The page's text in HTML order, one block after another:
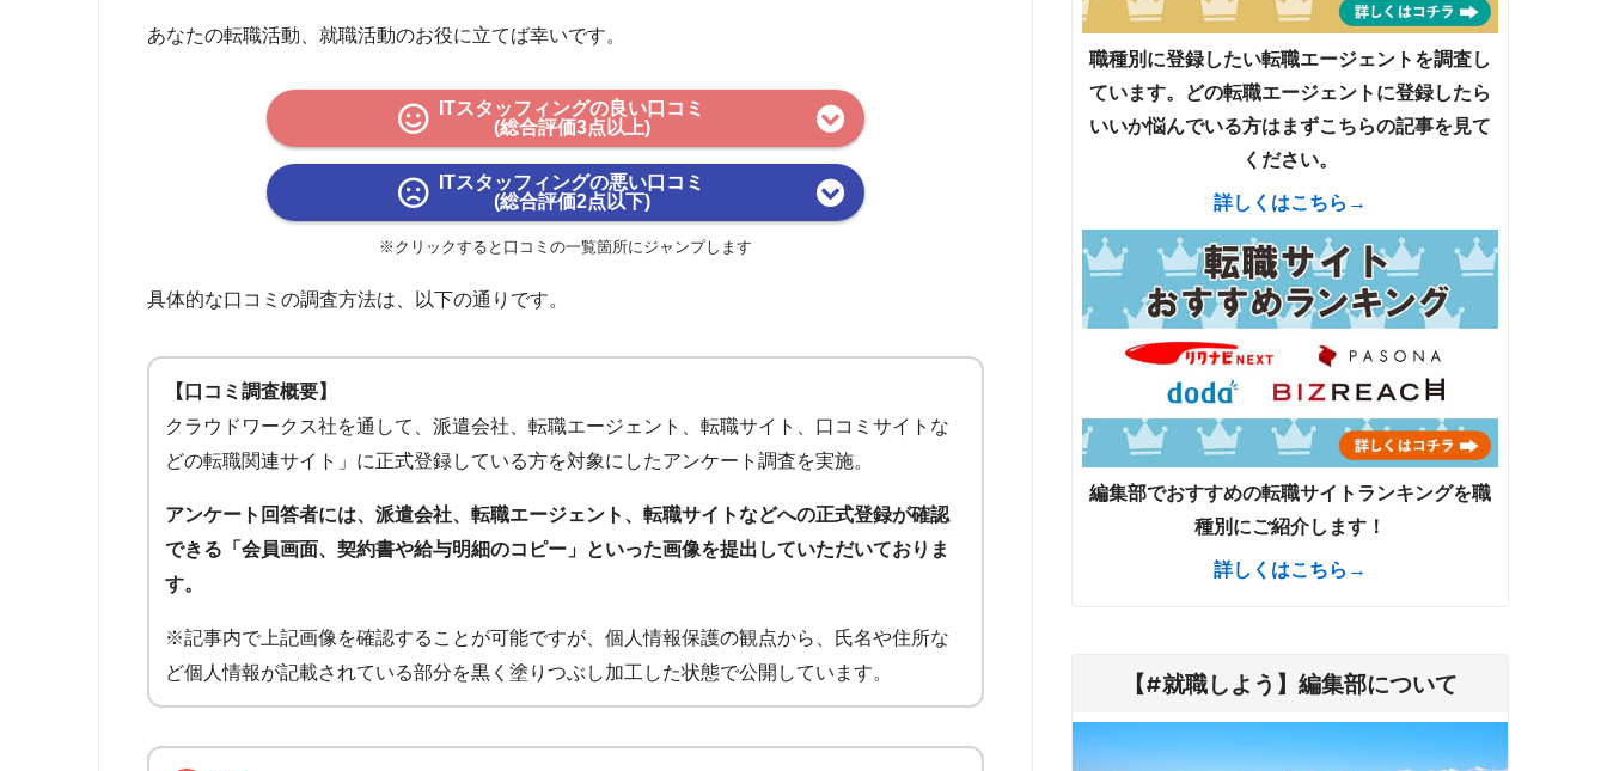
あなたの転職活動、就職活動のお役に立てば幸いです。
ITスタッフィングの良い口コミ
(総合評価3点以上)
ITスタッフィングの悪い口コミ
(総合評価2点以下)
※クリックすると口コミの一覧箇所にジャンプします
具体的な口コミの調査方法は、以下の通りです。
【口コミ調査概要】
クラウドワークス社を通して、派遣会社、転職エージェント、転職サイト、口コミサイトな
どの転職関連サイト」に正式登録している方を対象にしたアンケート調査を実施。
アンケート回答者には、派遣会社、転職エージェント、転職サイトなどへの正式登録が確認
できる「会員画面、契約書や給与明細のコピー」といった画像を提出していただいておりま
す。
※記事内で上記画像を確認することが可能ですが、個人情報保護の観点から、氏名や住所な
ど個人情報が記載されている部分を黒く塗りつぶし加工した状態で公開しています。
職種別に登録したい転職エージェントを調査し
ています。どの転職エージェントに登録したら
いいか悩んでいる方はまずこちらの記事を見て
ください。
詳しくはこちら→
編集部でおすすめの転職サイトランキングを職
種別にご紹介します！
詳しくはこちら→
【#就職しよう】編集部について